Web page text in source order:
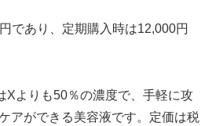
であり、定期購入時は12,000円
Xよりも50％の濃度で、手軽に攻
アができる美容液です。定価は税